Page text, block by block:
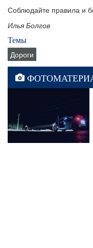
Соблюдайте правила и
Илья Болгов
Темы
Дороги